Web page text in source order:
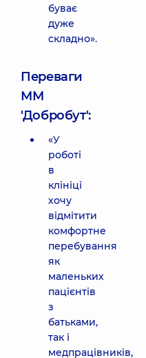
буває
дуже
складно».
Переваги
ММ
'Добробут':
«У
роботі
в
клініці
хочу
відмітити
комфортне
перебування
як
маленьких
пацієнтів
з
батьками,
так і
медпрацівників,